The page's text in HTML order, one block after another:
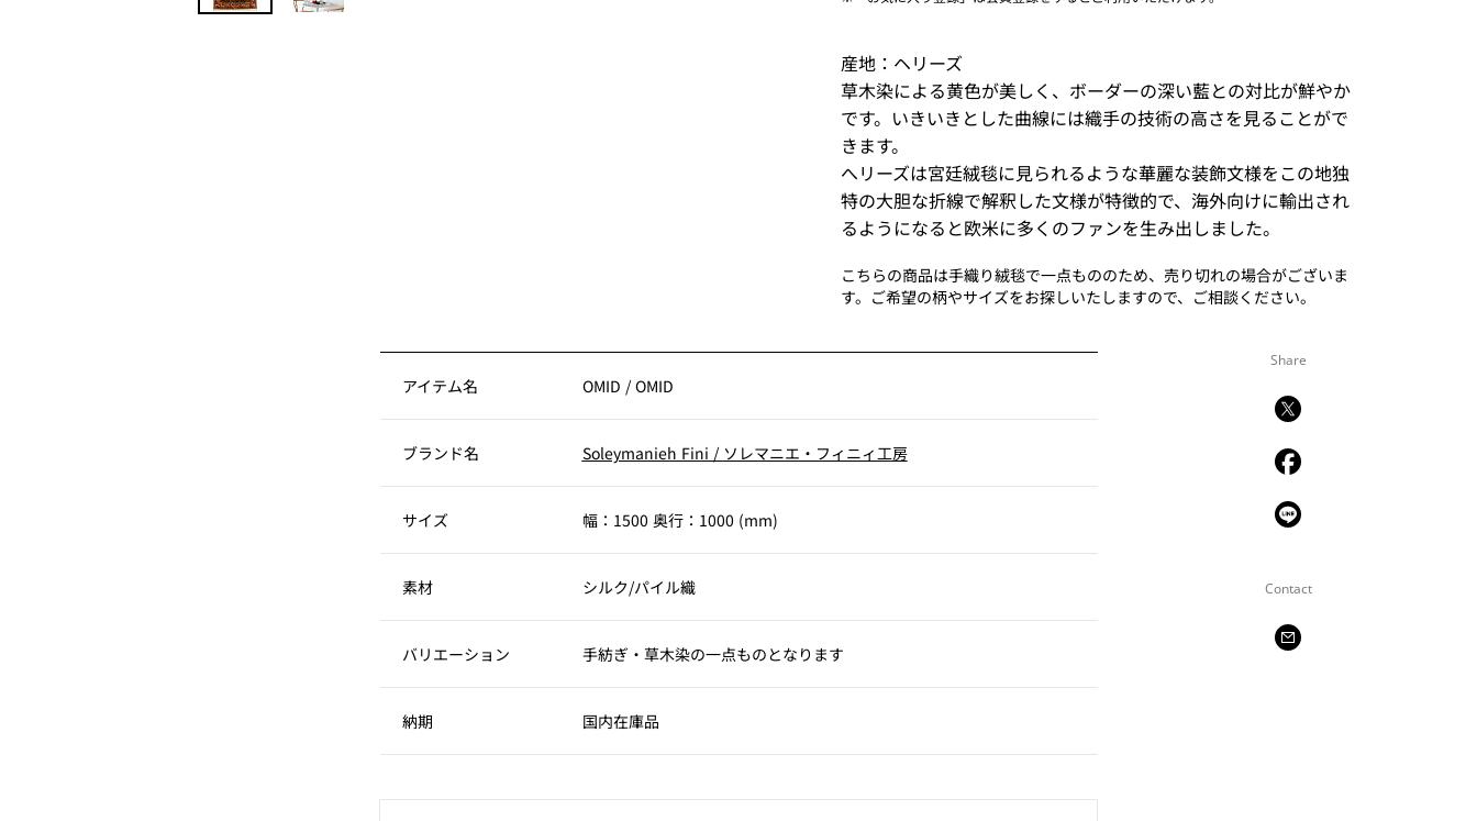
産地：ヘリーズ
草木染による黄色が美しく、ボーダーの深い藍との対比が鮮やか
です。いきいきとした曲線には織手の技術の高さを見ることがで
きます。
へリーズは宮廷絨毯に見られるような華麗な装飾文様をこの地独
特の大胆な折線で解釈した文様が特徴的で、海外向けに輸出され
るようになると欧米に多くのファンを生み出しました。
こちらの商品は手織り絨毯で一点もののため、売り切れの場合がございま
す。ご希望の柄やサイズをお探しいたしますので、ご相談ください。
Share
Contact
アイテム名 OMID / OMID
ブランド名 Soleymanieh Fini / ソレマニエ・フィニィ工房
サイズ 幅：1500 奥行：1000 (mm)
素材 シルク/パイル織
バリエーション 手紡ぎ・草木染の一点ものとなります
納期 国内在庫品